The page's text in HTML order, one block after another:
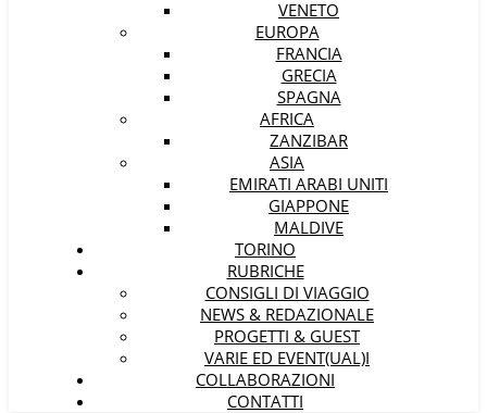
VENETO
EUROPA
FRANCIA
GRECIA
SPAGNA
AFRICA
ZANZIBAR
ASIA
EMIRATI ARABI UNITI
GIAPPONE
MALDIVE
TORINO
RUBRICHE
CONSIGLI DI VIAGGIO
NEWS & REDAZIONALE
PROGETTI & GUEST
VARIE ED EVENT(UAL)I
COLLABORAZIONI
CONTATTI